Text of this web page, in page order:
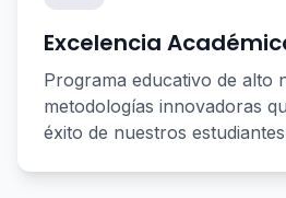
Excelencia
Programa educativo de alto
metodologías innovadoras
éxito de nuestros